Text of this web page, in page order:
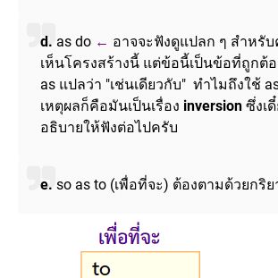
d. as do ← อาจจะฟังดูแปลก ๆ สำหรั
เห็นโครงสร้างนี้ แต่ข้อนี้เป็นข้อที่ถูกต้
as แปลว่า "เช่นเดียวกับ" ทำไมถึงใช้
เหตุผลก็คือมันเป็นเรื่อง inversion ซึ่งเ
อธิบายให้ฟังต่อไปครับ
e. so as to (เพื่อที่จะ) ต้องตามด้วยกริ